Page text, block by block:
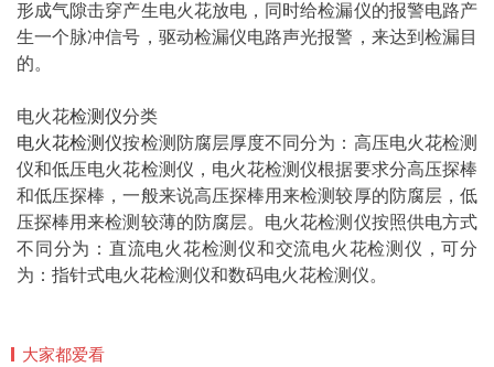
形成气隙击穿产生电火花放电，同时给检漏仪的报警电路产
生一个脉冲信号，驱动检漏仪电路声光报警，来达到检漏目
的。
电火花检测仪分类
电火花检测仪按检测防腐层厚度不同分为：高压电火花检测
仪和低压电火花检测仪，电火花检测仪根据要求分高压探棒
和低压探棒，一般来说高压探棒用来检测较厚的防腐层，低
压探棒用来检测较薄的防腐层。电火花检测仪按照供电方式
不同分为：直流电火花检测仪和交流电火花检测仪，可分
为：指针式电火花检测仪和数码电火花检测仪。
大家都爱看